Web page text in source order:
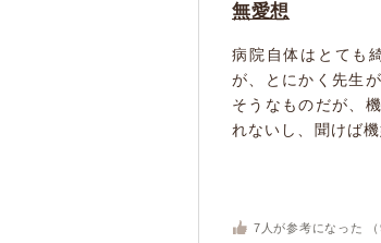
無愛想
病院自体はとても
が、とにかく先生
そうなものだが、
れないし、聞けば
7 人が参考になった （